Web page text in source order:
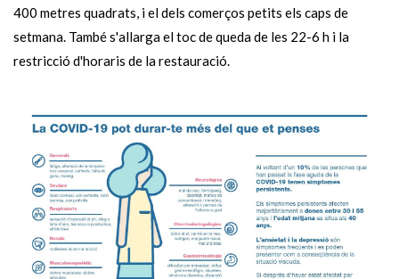
400 metres quadrats, i el dels comerços petits els caps de
setmana. També s'allarga el toc de queda de les 22-6 h i la
restricció d'horaris de la restauració.